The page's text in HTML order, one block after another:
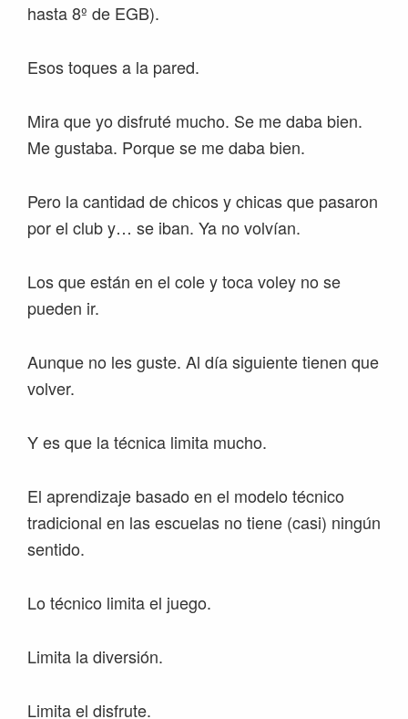
hasta 8º de EGB).
Esos toques a la pared.
Mira que yo disfruté mucho. Se me daba bien.
Me gustaba. Porque se me daba bien.
Pero la cantidad de chicos y chicas que pasaron
por el club y… se iban. Ya no volvían.
Los que están en el cole y toca voley no se
pueden ir.
Aunque no les guste. Al día siguiente tienen que
volver.
Y es que la técnica limita mucho.
El aprendizaje basado en el modelo técnico
tradicional en las escuelas no tiene (casi) ningún
sentido.
Lo técnico limita el juego.
Limita la diversión.
Limita el disfrute.